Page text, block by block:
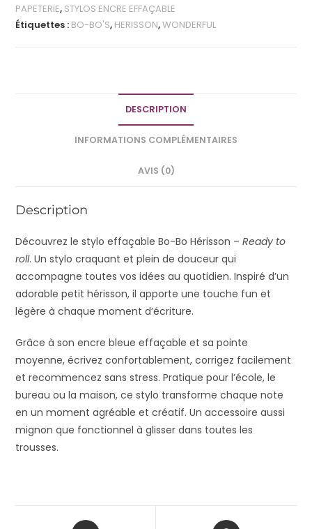
PAPETERIE, STYLOS ENCRE EFFAÇABLE
Étiquettes : BO-BO'S, HERISSON,WONDERFUL
DESCRIPTION
INFORMATIONS COMPLÉMENTAIRES
AVIS (0)
Description
Découvrez le stylo effaçable Bo-Bo Hérisson –Ready to
roll. Un stylo craquant et plein de douceur qui
accompagne toutes vos idées au quotidien. Inspiré d’un
adorable petit hérisson, il apporte une touche fun et
légère à chaque moment d’écriture.
Grâce à son encre bleue effaçable et sa pointe
moyenne, écrivez confortablement, corrigez facilement
et recommencez sans stress. Pratique pour l’école, le
bureau ou la maison, ce stylo transforme chaque note
en un moment agréable et créatif. Un accessoire aussi
mignon que fonctionnel à glisser dans toutes les
trousses.